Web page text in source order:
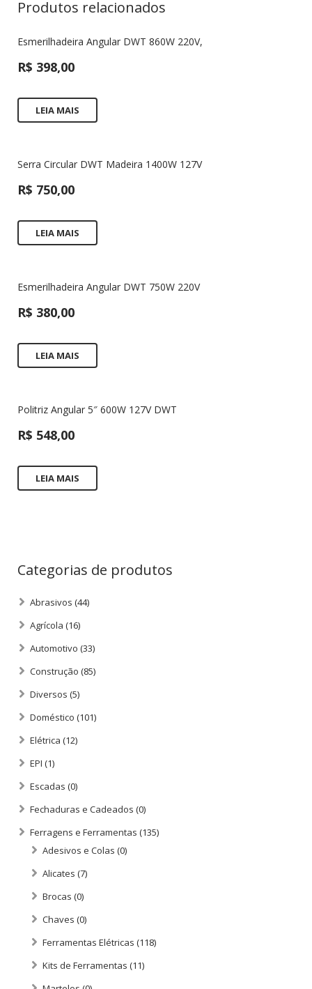
Produtos relacionados
Esmerilhadeira Angular DWT 860W 220V,
R$ 398,00
LEIA MAIS
Serra Circular DWT Madeira 1400W 127V
R$ 750,00
LEIA MAIS
Esmerilhadeira Angular DWT 750W 220V
R$ 380,00
LEIA MAIS
Politriz Angular 5″ 600W 127V DWT
R$ 548,00
LEIA MAIS
Categorias de produtos
Abrasivos (44)
Agrícola (16)
Automotivo (33)
Construção (85)
Diversos (5)
Doméstico (101)
Elétrica (12)
EPI (1)
Escadas (0)
Fechaduras e Cadeados (0)
Ferragens e Ferramentas (135)
Adesivos e Colas (0)
Alicates (7)
Brocas (0)
Chaves (0)
Ferramentas Elétricas (118)
Kits de Ferramentas (11)